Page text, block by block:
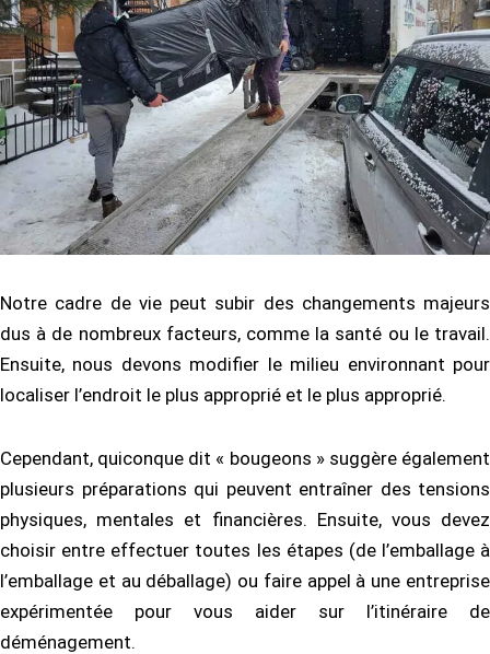
Notre cadre de vie peut subir des changements majeurs
dus à de nombreux facteurs, comme la santé ou le travail.
Ensuite, nous devons modifier le milieu environnant pour
localiser l’endroit le plus approprié et le plus approprié.
Cependant, quiconque dit « bougeons » suggère également
plusieurs préparations qui peuvent entraîner des tensions
physiques, mentales et financières. Ensuite, vous devez
choisir entre effectuer toutes les étapes (de l’emballage à
l’emballage et au déballage) ou faire appel à une entreprise
expérimentée pour vous aider sur l’itinéraire de
déménagement.